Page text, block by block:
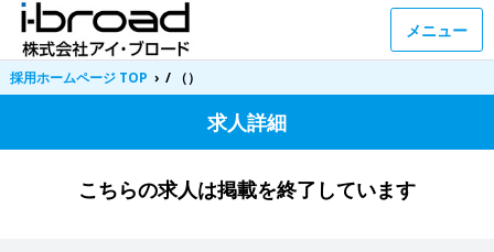
メニュー
採用ホームページ TOP › / （）
求人詳細
こちらの求人は掲載を終了しています